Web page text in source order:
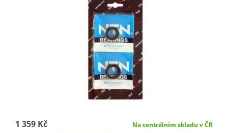
1 359 Kč Na centrálním skladu v ČR